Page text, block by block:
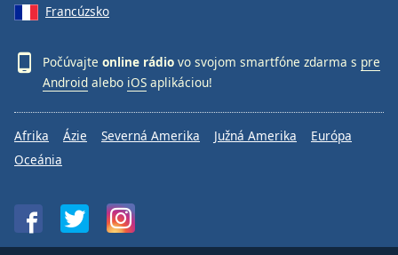
Francúzsko
Počúvajte online rádio vo svojom smartfóne zdarma s pre
Android alebo iOS aplikáciou!
Afrika Ázie Severná Amerika Južná Amerika
Európa
Oceánia